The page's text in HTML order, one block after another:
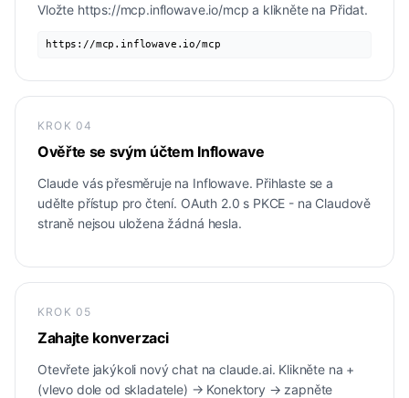
Vložte https://mcp.inflowave.io/mcp a klikněte na Přidat.
https://mcp.inflowave.io/mcp
KROK 04
Ověřte se svým účtem Inflowave
Claude vás přesměruje na Inflowave. Přihlaste se a
udělte přístup pro čtení. OAuth 2.0 s PKCE - na Claudově
straně nejsou uložena žádná hesla.
KROK 05
Zahajte konverzaci
Otevřete jakýkoli nový chat na claude.ai. Klikněte na +
(vlevo dole od skladatele) → Konektory → zapněte